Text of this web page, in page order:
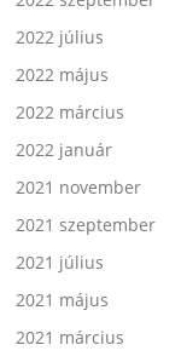
2022 július
2022 május
2022 március
2022 január
2021 november
2021 szeptember
2021 július
2021 május
2021 március